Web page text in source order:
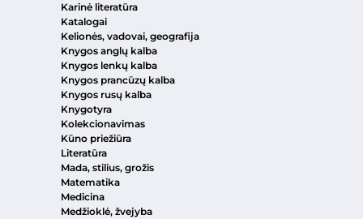
Karinė literatūra
Katalogai
Kelionės, vadovai, geografija
Knygos anglų kalba
Knygos lenkų kalba
Knygos prancūzų kalba
Knygos rusų kalba
Knygotyra
Kolekcionavimas
Kūno priežiūra
Literatūra
Mada, stilius, grožis
Matematika
Medicina
Medžioklė, žvejyba